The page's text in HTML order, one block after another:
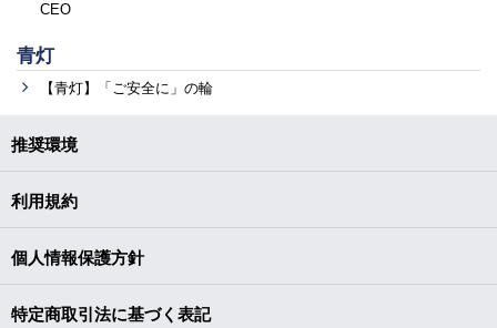
CEO
青灯
【青灯】「ご安全に」の輪
推奨環境
利用規約
個人情報保護方針
特定商取引法に基づく表記